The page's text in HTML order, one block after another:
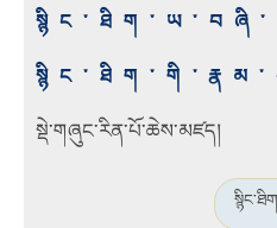
སྡེ་གཞུང་རིན་པོ་ཆེས་མཛད།